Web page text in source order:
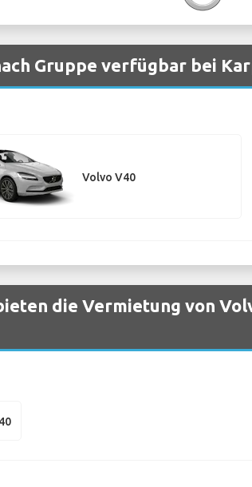
Gruppe verfügbar bei
Volvo V40
die Vermietung von